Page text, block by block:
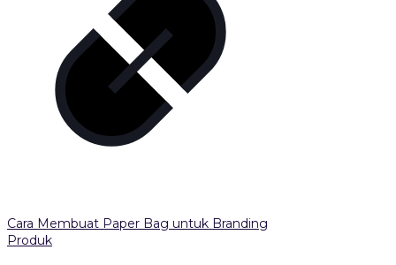
Cara Membuat Paper Bag untuk Branding
Produk